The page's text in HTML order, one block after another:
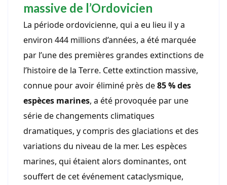
massive de l’Ordovicien
La période ordovicienne, qui a eu lieu il y a
environ 444 millions d’années, a été marquée
par l’une des premières grandes extinctions de
l’histoire de la Terre. Cette extinction massive,
connue pour avoir éliminé près de85 % des
espèces marines, a été provoquée par une
série de changements climatiques
dramatiques, y compris des glaciations et des
variations du niveau de la mer. Les espèces
marines, qui étaient alors dominantes, ont
souffert de cet événement cataclysmique,